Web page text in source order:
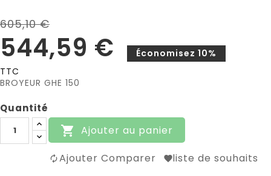
605,10 €
544,59 €
Économisez 10%
TTC
BROYEUR GHE 150
Quantité
 Ajouter au panier
Ajouter Comparer liste de souhaits